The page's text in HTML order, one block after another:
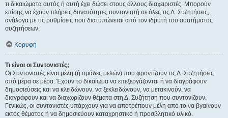
τι δικαιώματα αυτός ή αυτή έχει δώσει στους άλλους διαχειριστές. Μπορούν
επίσης να έχουν πλήρεις δυνατότητες συντονιστή σε όλες τις Δ. Συζητήσεις,
ανάλογα με τις ρυθμίσεις που διατυπώνεται από τον ιδρυτή του συστήματος
συζητήσεων.
Κορυφή
Τι είναι οι Συντονιστές;
Οι Συντονιστές είναι μέλη (ή ομάδες μελών) που φροντίζουν τις Δ. Συζητήσεις
από μέρα σε μέρα. Έχουν το δικαίωμα να επεξεργάζονται ή να διαγράφουν
δημοσιεύσεις και να κλειδώνουν, να ξεκλειδώνουν, να μετακινούν, να
διαγράφουν και να διαχωρίζουν θέματα στη Δ. Συζήτηση που συντονίζουν.
Γενικώς, οι συντονιστές υπάρχουν για να αποτρέπουν μέλη από το να βγαίνουν
εκτός θέματος ή να δημοσιεύουν καταχρηστικό ή προσβλητικό υλικό.